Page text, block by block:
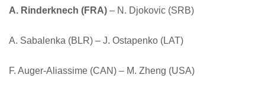
A. Rinderknech (FRA) – N. Djokovic (SRB)
A. Sabalenka (BLR) – J. Ostapenko (LAT)
F. Auger-Aliassime (CAN) – M. Zheng (USA)